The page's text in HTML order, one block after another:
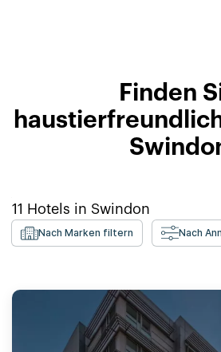
Finden
11 Hotels in Swindon
Nach Marken filtern Nach